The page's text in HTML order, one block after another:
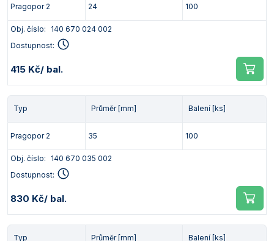
Pragopor 2 24 100
Obj. číslo:
140 670 024 002
Dostupnost:
415 Kč/ bal.
Typ Průměr [mm] Balení [ks]
Pragopor 2 35 100
Obj. číslo:
140 670 035 002
Dostupnost:
830 Kč/ bal.
Typ Průměr [mm] Balení [ks]